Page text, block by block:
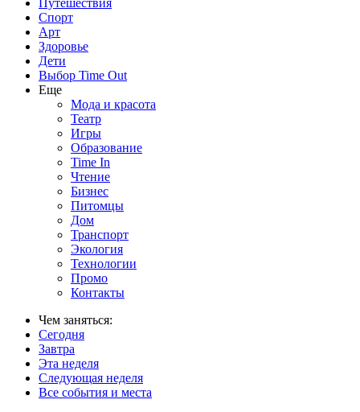
Путешествия
Спорт
Арт
Здоровье
Дети
Выбор Time Out
Еще
Мода и красота
Театр
Игры
Образование
Time In
Чтение
Бизнес
Питомцы
Дом
Транспорт
Экология
Технологии
Промо
Контакты
Чем заняться:
Сегодня
Завтра
Эта неделя
Следующая неделя
Все события и места